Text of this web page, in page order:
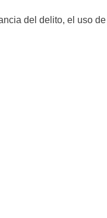
del delito, el uso